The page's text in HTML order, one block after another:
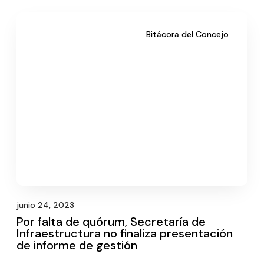
Bitácora del Concejo
junio 24, 2023
Por falta de quórum, Secretaría de
Infraestructura no finaliza presentación
de informe de gestión